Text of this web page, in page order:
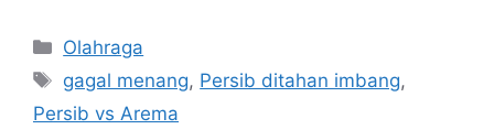
Kategori
Olahraga
Tag
gagal menang, Persib ditahan imbang,
Persib vs Arema